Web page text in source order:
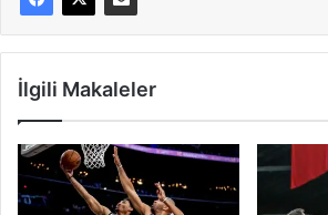
İlgili Makaleler